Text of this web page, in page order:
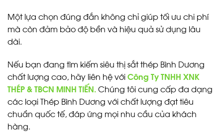
Một lựa chọn đúng đắn không chỉ giúp tối ưu chi phí
mà còn đảm bảo độ bền và hiệu quả sử dụng lâu
dài.
Nếu bạn đang tìm kiếm siêu thị sắt thép Bình Dương
chất lượng cao, hãy liên hệ vớiCông Ty TNHH XNK
THÉP & TBCN MINH TIẾN.Chúng tôi cung cấp đa dạng
các loại Thép Bình Dương với chất lượng đạt tiêu
chuẩn quốc tế, đáp ứng mọi nhu cầu của khách
hàng.